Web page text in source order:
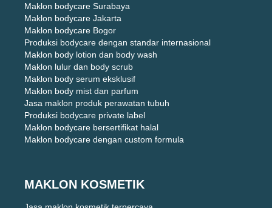
Maklon bodycare Surabaya
Maklon bodycare Jakarta
Maklon bodycare Bogor
Produksi bodycare dengan standar internasional
Maklon body lotion dan body wash
Maklon lulur dan body scrub
Maklon body serum eksklusif
Maklon body mist dan parfum
Jasa maklon produk perawatan tubuh
Produksi bodycare private label
Maklon bodycare bersertifikat halal
Maklon bodycare dengan custom formula
MAKLON KOSMETIK